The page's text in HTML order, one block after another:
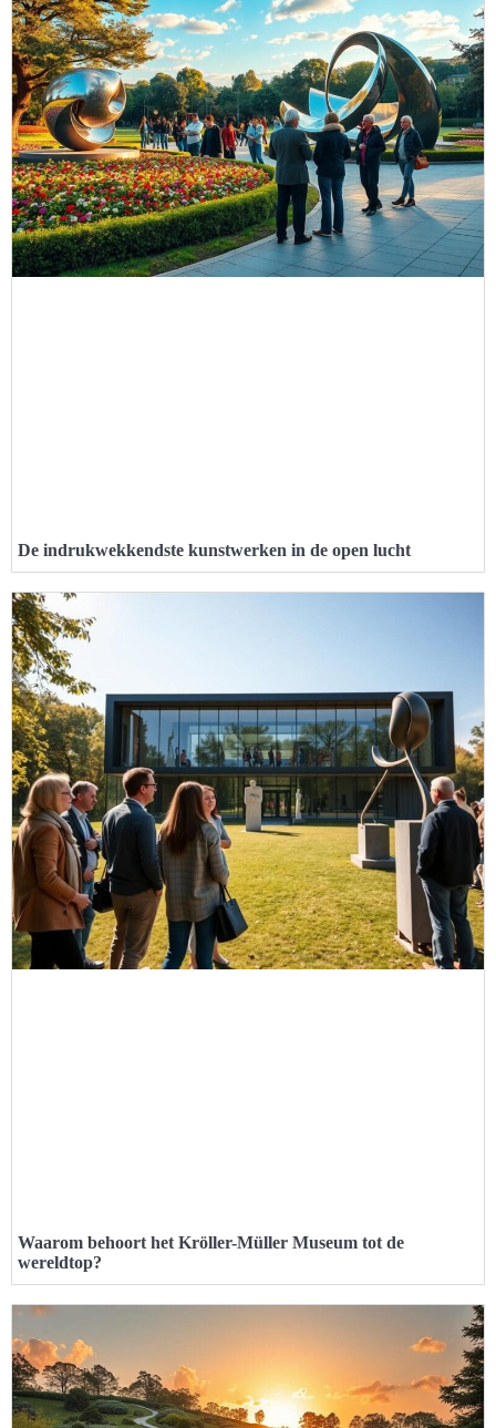
De indrukwekkendste kunstwerken in de open lucht
Waarom behoort het Kröller-Müller Museum tot de
wereldtop?